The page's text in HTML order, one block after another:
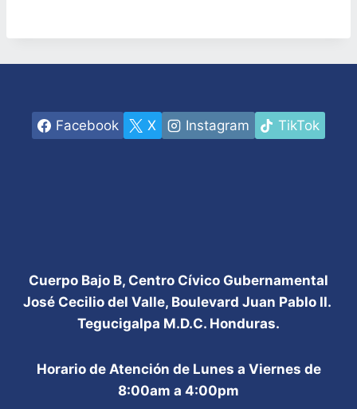
Facebook X Instagram TikTok
Cuerpo Bajo B, Centro Cívico Gubernamental
José Cecilio del Valle, Boulevard Juan Pablo II.
Tegucigalpa M.D.C. Honduras.
Horario de Atención de Lunes a Viernes de
8:00am a 4:00pm